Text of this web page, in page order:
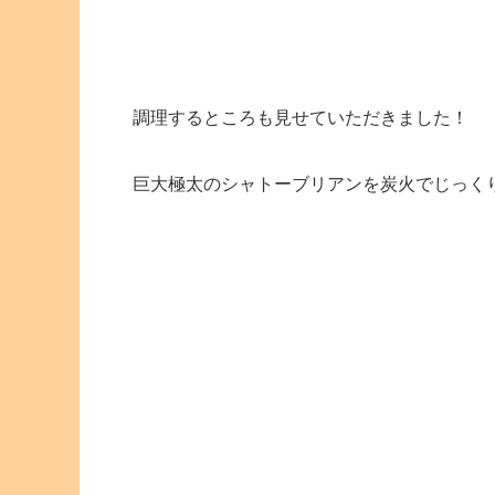
調理するところも見せていただきました！
巨大極太のシャトーブリアンを炭火でじっく